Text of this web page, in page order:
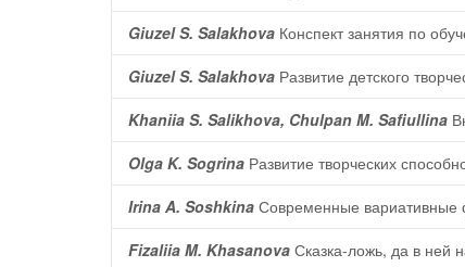
Giuzel S. Salakhova Конспект занятия по
Giuzel S. Salakhova Развитие детского
Khaniia S. Salikhova, Chulpan M. Safiullina
Olga K. Sogrina Развитие творческих
Irina A. Soshkina Современные вариативные
Fizaliia M. Khasanova Сказка-ложь, да в ней